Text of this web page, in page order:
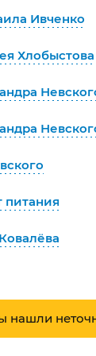
Ивченко
Хлобыстова
питания
нашли